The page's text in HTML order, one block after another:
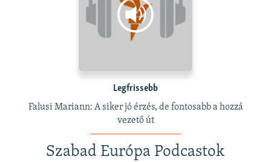
Legfrissebb
Falusi Mariann: A siker jó érzés, de fontosabb a hozzá
vezető út
Szabad Európa Podcastok